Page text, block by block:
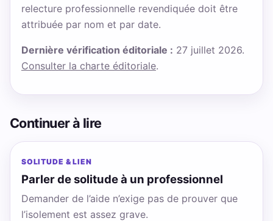
relecture professionnelle revendiquée doit être
attribuée par nom et par date.
Dernière vérification éditoriale : 27 juillet 2026.
Consulter la charte éditoriale.
Continuer à lire
SOLITUDE & LIEN
Parler de solitude à un professionnel
Demander de l’aide n’exige pas de prouver que
l’isolement est assez grave.